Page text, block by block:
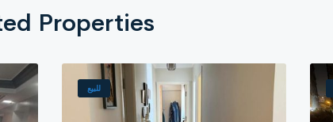
Properties
للبيع